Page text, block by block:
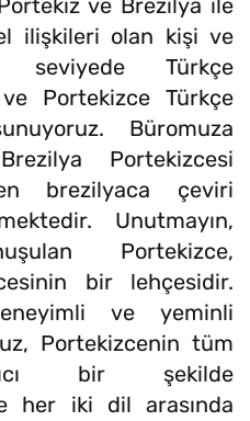
ve Brezilya ile
ilişkileri olan kişi ve
seviyede Türkçe
Portekizce Türkçe
Büromuza
Portekizcesi
brezilyaca çeviri
Unutmayın,
Portekizce,
bir lehçesidir.
ve yeminli
Portekizcenin tüm
bir şekilde
her iki dil arasında